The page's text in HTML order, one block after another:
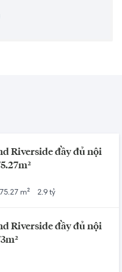
Riverside đầy đủ nội
75.27 m² 2.9 tỷ
Riverside đầy đủ nội